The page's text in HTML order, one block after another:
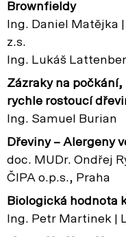
Brownfieldy
Ing. Daniel Matějka
z.s.
Ing. Lukáš
Zázraky na
rychle rostoucí
Ing. Samuel Burian
Dřeviny – Alergeny
doc. MUDr. Ondřej
ČIPA o.p.s., Praha
Biologická hodnota
Ing. Petr Martinek |